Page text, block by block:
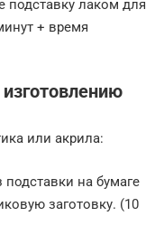
подставку лаком для
+ время
или акрила:
подставки на бумаге
заготовку. (10